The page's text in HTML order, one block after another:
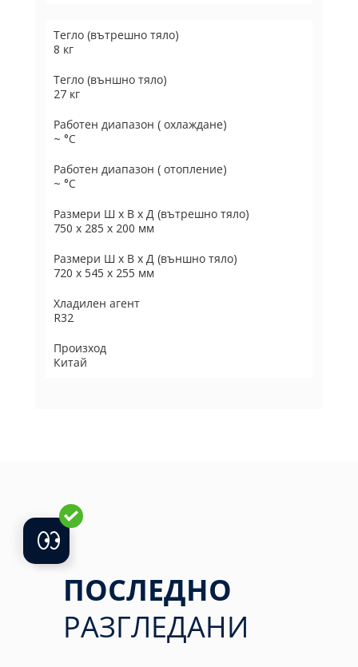
Тегло (вътрешно тяло)
8 кг
Тегло (външно тяло)
27 кг
Работен диапазон ( охлаждане)
~ °C
Работен диапазон ( отопление)
~ °C
Размери Ш х В х Д (вътрешно тяло)
750 x 285 x 200 мм
Размери Ш х В х Д (външно тяло)
720 x 545 x 255 мм
Хладилен агент
R32
Произход
Китай
ПОСЛЕДНО
РАЗГЛЕДАНИ